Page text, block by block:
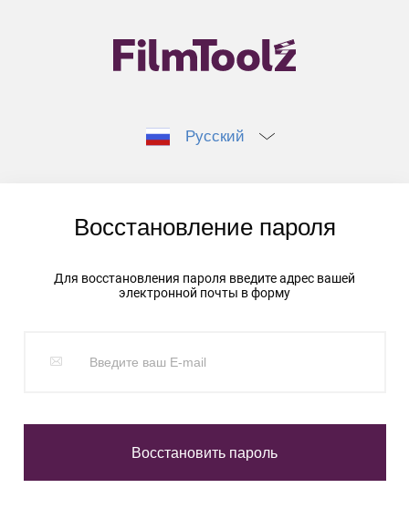
Русский
Восстановление пароля
Для восстановления пароля введите адрес вашей
электронной почты в форму